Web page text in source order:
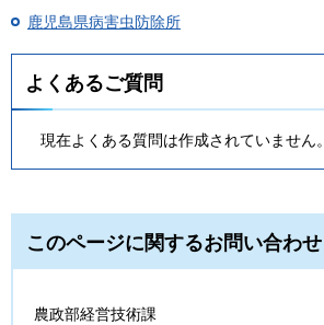
鹿児島県病害虫防除所
よくあるご質問
現在よくある質問は作成されていません。
このページに関するお問い合わせ
農政部経営技術課